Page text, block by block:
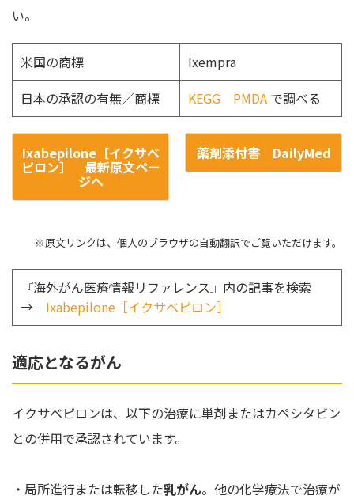
い。
米国の商標
Ixempra
日本の承認の有無／商標
KEGG PMDA で調べる
Ixabepilone［イクサベ
ピロン］ 最新原文ペー
ジへ
薬剤添付書 DailyMed
※原文リンクは、個人のブラウザの自動翻訳でご覧いただけます。
『海外がん医療情報リファレンス』内の記事を検索
→ Ixabepilone［イクサベピロン］
適応となるがん
イクサベピロンは、以下の治療に単剤またはカペシタビン
との併用で承認されています。
・局所進行または転移した乳がん。他の化学療法で治療が